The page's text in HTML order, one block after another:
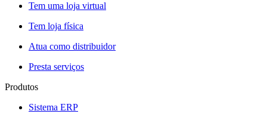
Tem uma loja virtual
Tem loja física
Atua como distribuidor
Presta serviços
Produtos
Sistema ERP